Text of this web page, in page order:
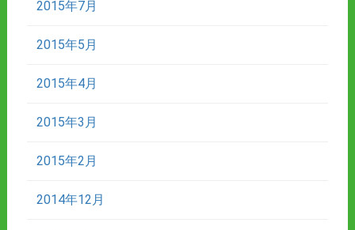
2015年7月
2015年5月
2015年4月
2015年3月
2015年2月
2014年12月